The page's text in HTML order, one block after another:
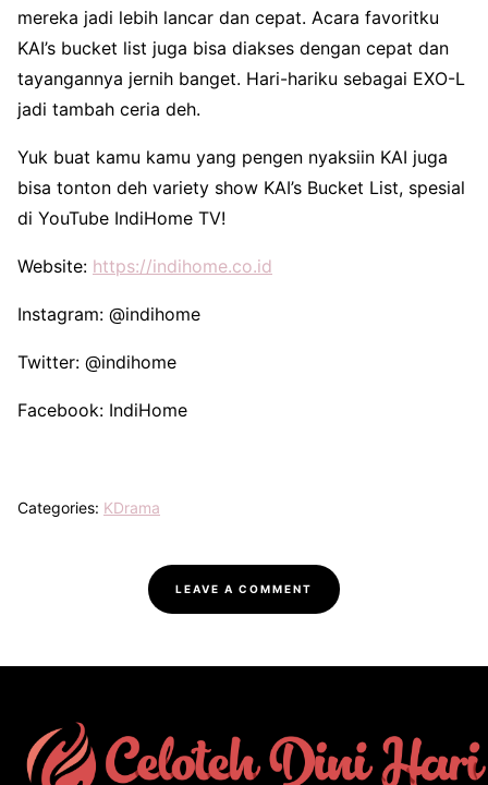
mereka jadi lebih lancar dan cepat. Acara favoritku
KAI’s bucket list juga bisa diakses dengan cepat dan
tayangannya jernih banget. Hari-hariku sebagai EXO-L
jadi tambah ceria deh.
Yuk buat kamu kamu yang pengen nyaksiin KAI juga
bisa tonton deh variety show KAI’s Bucket List, spesial
di YouTube IndiHome TV!
Website: https://indihome.co.id
Instagram: @indihome
Twitter: @indihome
Facebook: IndiHome
Categories: KDrama
LEAVE A COMMENT